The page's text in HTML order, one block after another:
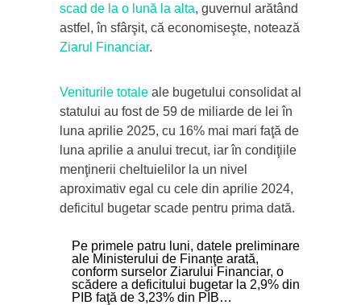
scad de la o lună la alta, guvernul arătând
astfel, în sfârşit, că economiseşte, notează
Ziarul Financiar.
Veniturile totale ale bugetului consolidat al
statului au fost de 59 de miliarde de lei în
luna aprilie 2025, cu 16% mai mari faţă de
luna aprilie a anului trecut, iar în condiţiile
menţinerii cheltuielilor la un nivel
aproximativ egal cu cele din aprilie 2024,
deficitul bugetar scade pentru prima dată.
Pe primele patru luni, datele preliminare
ale Ministerului de Finanţe arată,
conform surselor Ziarului Financiar, o
scădere a deficitului bugetar la 2,9% din
PIB faţă de 3,23% din PIB…